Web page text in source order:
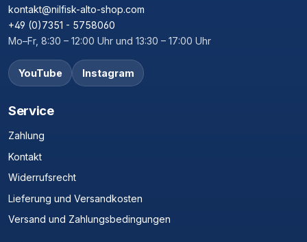
kontakt@nilfisk-alto-shop.com
+49 (0)7351 - 5758060
Mo–Fr, 8:30 – 12:00 Uhr und 13:30 – 17:00 Uhr
YouTube Instagram
Service
Zahlung
Kontakt
Widerrufsrecht
Lieferung und Versandkosten
Versand und Zahlungsbedingungen